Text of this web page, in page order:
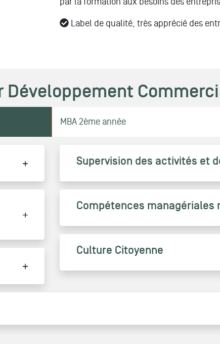
Label de qualité, très apprécié des
Développement
MBA 2ème année
Supervision des activités et
Compétences managériales
Culture Citoyenne